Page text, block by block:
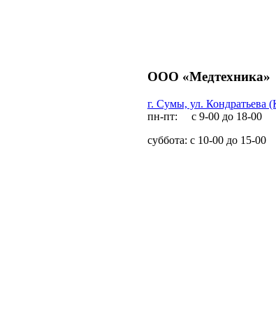
ООО «Медтехника»
г. Сумы, ул. Кондратьева
пн-пт: с 9-00 до 18-00
суббота: с 10-00 до 15-00